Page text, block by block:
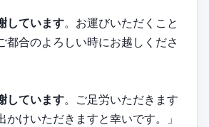
しています。お運びいただくこと
都合のよろしい時にお越しくださ
しています。ご足労いただきます
かけいただきますと幸いです。」